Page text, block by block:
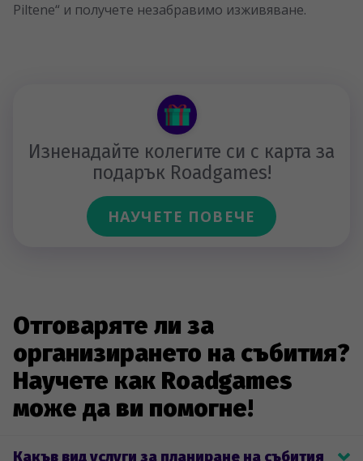
Piltene“ и получете незабравимо изживяване.
Изненадайте колегите си с карта за
подарък Roadgames!
НАУЧЕТЕ ПОВЕЧЕ
Отговаряте ли за
организирането на събития?
Научете как Roadgames
може да ви помогне!
Какъв вид услуги за планиране на събития